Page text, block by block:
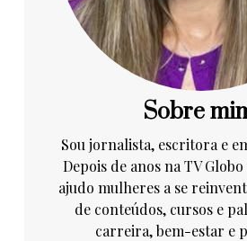
Sobre
Sou jornalista, escritora e
Depois de anos na TV
ajudo mulheres a se
de conteúdos, cursos e
carreira, bem-estar e